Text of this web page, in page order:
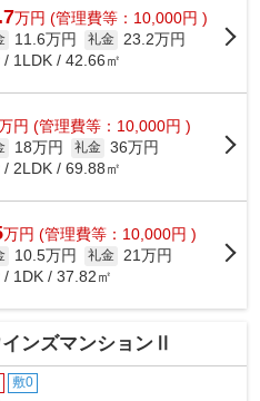
万円 (管理費等：10,000円 )
11.6万円 礼金
23.2万円
/ 1LDK / 42.66㎡
円 (管理費等：10,000円 )
18万円 礼金 36万円
/ 2LDK / 69.88㎡
万円 (管理費等：10,000円 )
10.5万円 礼金
21万円
/ 1DK / 37.82㎡
ンズマンションⅡ
敷0